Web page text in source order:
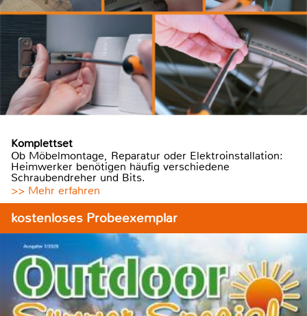
Komplettset
Ob Möbelmontage, Reparatur oder Elektroinstallation:
Heimwerker benötigen häufig verschiedene
Schraubendreher und Bits.
>> Mehr erfahren
kostenloses Probeexemplar